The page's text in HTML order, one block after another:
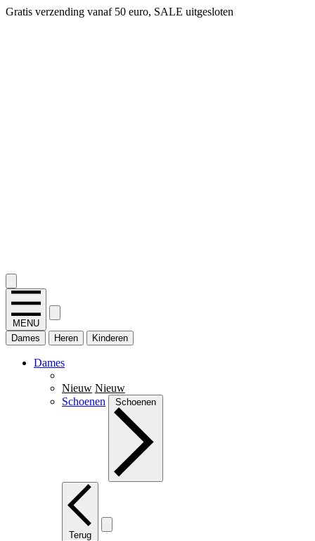
Gratis verzending vanaf 50 euro, SALE uitgesloten
MENU
Dames
Heren Kinderen
Dames
Nieuw Nieuw
Schoenen
Schoenen
Terug